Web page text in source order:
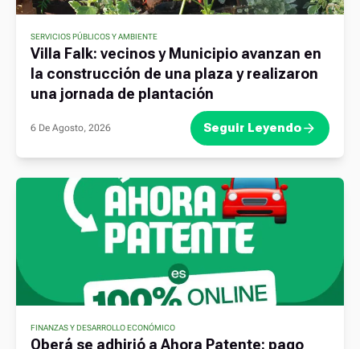
SERVICIOS PÚBLICOS Y AMBIENTE
Villa Falk: vecinos y Municipio avanzan en
la construcción de una plaza y realizaron
una jornada de plantación
6 De Agosto, 2026 Seguir Leyendo
FINANZAS Y DESARROLLO ECONÓMICO
Oberá se adhirió a Ahora Patente: pago